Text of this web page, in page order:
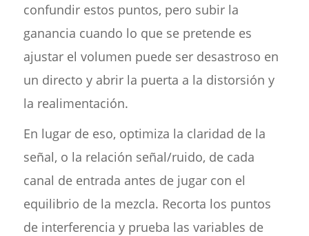
confundir estos puntos, pero subir la
ganancia cuando lo que se pretende es
ajustar el volumen puede ser desastroso en
un directo y abrir la puerta a la distorsión y
la realimentación.
En lugar de eso, optimiza la claridad de la
señal, o la relación señal/ruido, de cada
canal de entrada antes de jugar con el
equilibrio de la mezcla. Recorta los puntos
de interferencia y prueba las variables de